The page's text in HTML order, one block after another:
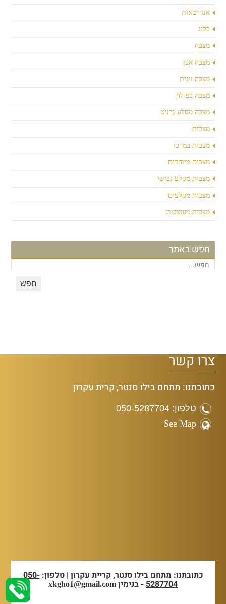
אנדרטאות
בלוג
מצבה
מצבה אבן
מצבה זוגית
מצבה כפולה
מצבה מסלע גרניט
מצבות
מצבות במרכז
מצבות מיוחדות
מצבות מסלע גבישי
מצבות מסלעים
מצבות מעוצבות
חפש באתר
צרו קשר
כתובתנו: מתחם בילו סנטר, קרית עקרון
טלפון: 050-5287704
See Map
כתובתנו: מתחם בילו סנטר, קריית עקרון | טלפון:050-
5287704- בנימין xkgho1@gmail.com